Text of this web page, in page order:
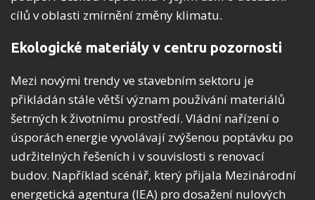
cílů v oblasti zmírnění změny klimatu.
Ekologické materiály v centru pozornosti
Mezi novými trendy ve stavebním sektoru je
přikládán stále větší význam používání materiálů
šetrných k životnímu prostředí. Vládní nařízení o
úsporách energie vyvolávají zvýšenou poptávku po
udržitelných řešeních i v souvislosti s renovací
budov. Například scénář, který přijala Mezinárodní
energetická agentura (IEA) pro dosažení nulových